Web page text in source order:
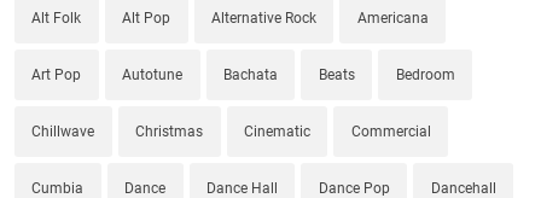
Alt Folk Alt Pop Alternative Rock Americana
Art Pop Autotune Bachata Beats Bedroom
Chillwave Christmas Cinematic Commercial
Cumbia Dance Dance Hall Dance Pop Dancehall